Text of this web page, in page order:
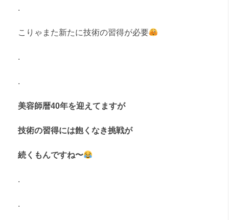
.
こりゃまた新たに技術の習得が必要
.
.
美容師暦40年を迎えてますが
技術の習得には飽くなき挑戦が
続くもんですね〜
.
.